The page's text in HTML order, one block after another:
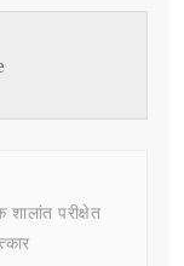
शालांत परीक्षेत